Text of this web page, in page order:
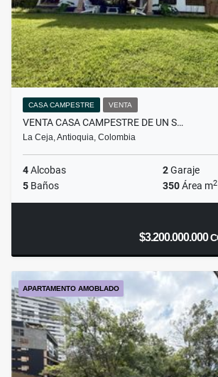
CASA CAMPESTRE VENTA
VENTA CASA CAMPESTRE DE UN S…
La Ceja, Antioquia, Colombia
4Alcobas 2Garaje
5 Baños 350Área m2
$3.200.000.000
APARTAMENTO AMOBLADO